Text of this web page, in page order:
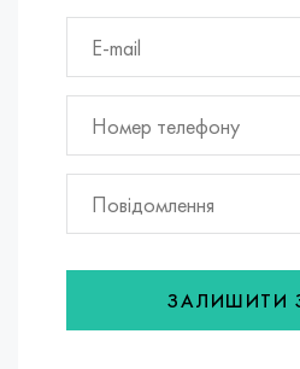
ЗАЛИШИТИ